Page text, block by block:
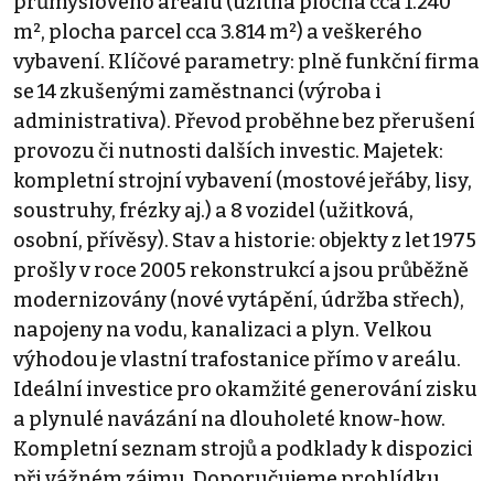
m², plocha parcel cca 3.814 m²) a veškerého
vybavení. Klíčové parametry: ​plně funkční firma
se 14 zkušenými zaměstnanci (výroba i
administrativa). Převod proběhne bez přerušení
provozu či nutnosti dalších investic. Majetek:
kompletní strojní vybavení (mostové jeřáby, lisy,
soustruhy, frézky aj.) a 8 vozidel (užitková,
osobní, přívěsy). Stav a historie: objekty z let 1975
prošly v roce 2005 rekonstrukcí a jsou průběžně
modernizovány (nové vytápění, údržba střech),
napojeny na vodu, kanalizaci a plyn. Velkou
výhodou je vlastní trafostanice přímo v areálu.
Ideální investice pro okamžité generování zisku
a plynulé navázání na dlouholeté know-how.
Kompletní seznam strojů a podklady k dispozici